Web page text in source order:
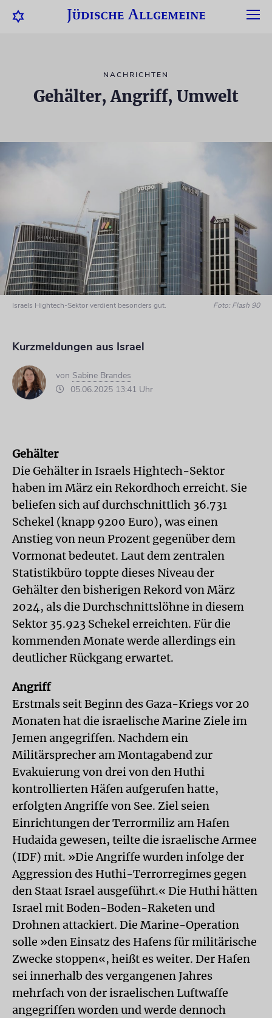
NACHRICHTEN
Gehälter, Angriff, Umwelt
Israels Hightech-Sektor verdient besonders gut. Foto: Flash 90
Kurzmeldungen aus Israel
von Sabine Brandes
05.06.2025 13:41 Uhr
Gehälter
Die Gehälter in Israels Hightech-Sektor
haben im März ein Rekordhoch erreicht. Sie
beliefen sich auf durchschnittlich 36.731
Schekel (knapp 9200 Euro), was einen
Anstieg von neun Prozent gegenüber dem
Vormonat bedeutet. Laut dem zentralen
Statistikbüro toppte dieses Niveau der
Gehälter den bisherigen Rekord von März
2024, als die Durchschnittslöhne in diesem
Sektor 35.923 Schekel erreichten. Für die
kommenden Monate werde allerdings ein
deutlicher Rückgang erwartet.
Angriff
Erstmals seit Beginn des Gaza-Kriegs vor 20
Monaten hat die israelische Marine Ziele im
Jemen angegriffen. Nachdem ein
Militärsprecher am Montagabend zur
Evakuierung von drei von den Huthi
kontrollierten Häfen aufgerufen hatte,
erfolgten Angriffe von See. Ziel seien
Einrichtungen der Terrormiliz am Hafen
Hudaida gewesen, teilte die israelische Armee
(IDF) mit. »Die Angriffe wurden infolge der
Aggression des Huthi-Terrorregimes gegen
den Staat Israel ausgeführt.« Die Huthi hätten
Israel mit Boden-Boden-Raketen und
Drohnen attackiert. Die Marine-Operation
solle »den Einsatz des Hafens für militärische
Zwecke stoppen«, heißt es weiter. Der Hafen
sei innerhalb des vergangenen Jahres
mehrfach von der israelischen Luftwaffe
angegriffen worden und werde dennoch